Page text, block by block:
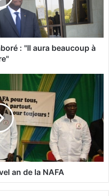
: "Il aura beaucoup à
an de la NAFA